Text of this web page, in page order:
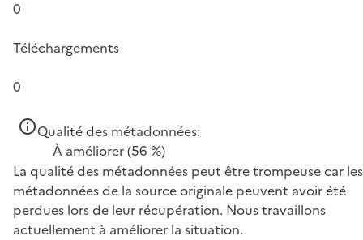
0
Téléchargements
0
Qualité des métadonnées:
À améliorer(56 %)
La qualité des métadonnées peut être trompeuse car les
métadonnées de la source originale peuvent avoir été
perdues lors de leur récupération. Nous travaillons
actuellement à améliorer la situation.